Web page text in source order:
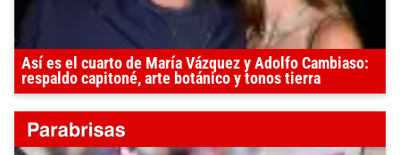
Así es el cuarto de María Vázquez y Adolfo Cambiaso:
respaldo capitoné, arte botánico y tonos tierra